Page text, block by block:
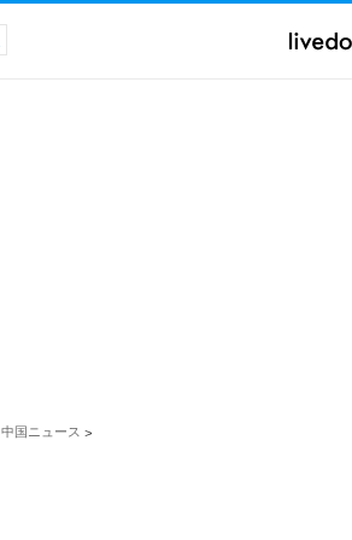
中国ニュース >